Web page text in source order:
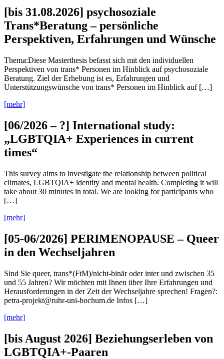
[bis 31.08.2026] psychosoziale
Trans*Beratung – persönliche
Perspektiven, Erfahrungen und Wünsche
Thema:Diese Masterthesis befasst sich mit den individuellen
Perspektiven von trans* Personen im Hinblick auf psychosoziale
Beratung. Ziel der Erhebung ist es, Erfahrungen und
Unterstützungswünsche von trans* Personen im Hinblick auf […]
[mehr]
[06/2026 – ?] International study:
„LGBTQIA+ Experiences in current
times“
This survey aims to investigate the relationship between political
climates, LGBTQIA+ identity and mental health. Completing it will
take about 30 minutes in total. We are looking for participants who
[…]
[mehr]
[05-06/2026] PERIMENOPAUSE – Queer
in den Wechseljahren
Sind Sie queer, trans*(FtM)/nicht-binär oder inter und zwischen 35
und 55 Jahren? Wir möchten mit Ihnen über Ihre Erfahrungen und
Herausforderungen in der Zeit der Wechseljahre sprechen! Fragen?:
petra-projekt@ruhr-uni-bochum.de Infos […]
[mehr]
[bis August 2026] Beziehungserleben von
LGBTQIA+-Paaren